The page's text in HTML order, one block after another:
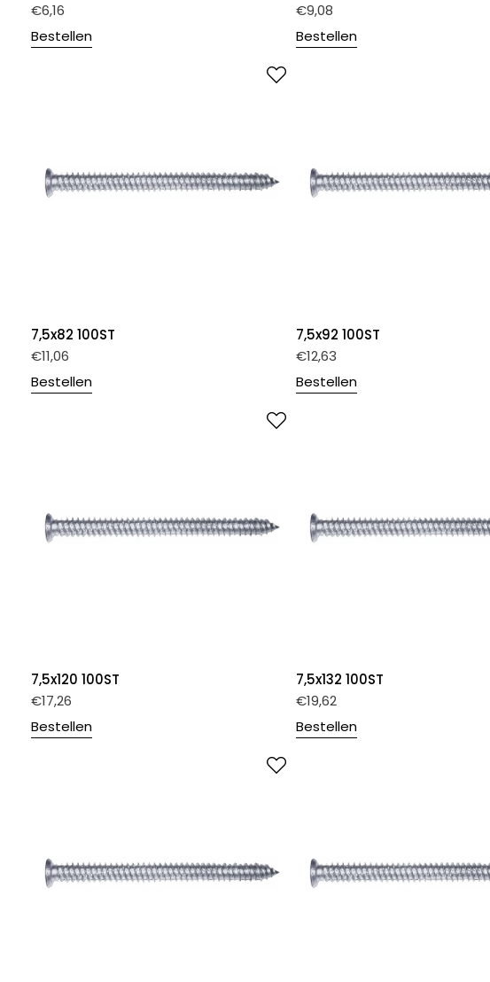
€6,16
Bestellen
€9,08
Bestellen
7,5x82 100ST
€11,06
Bestellen
7,5x92 100ST
€12,63
Bestellen
7,5x120 100ST
€17,26
Bestellen
7,5x132 100ST
€19,62
Bestellen